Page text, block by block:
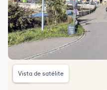
Vista de satélite